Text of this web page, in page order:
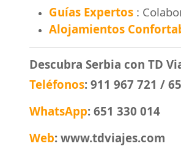
Guías Expertos :
Alojamientos
Descubra Serbia con TD
Teléfonos: 911 967 721 /
WhatsApp: 651 330 014
Web: www.tdviajes.com